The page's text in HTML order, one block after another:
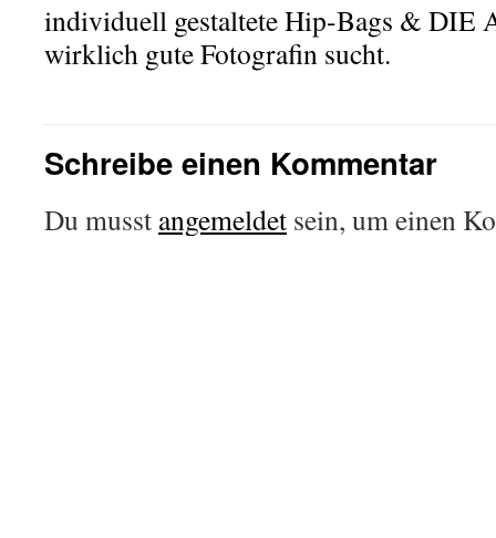
individuell gestaltete Hip-Bags & DIE
wirklich gute Fotografin sucht.
Schreibe einen Kommentar
Du musst angemeldet sein, um einen